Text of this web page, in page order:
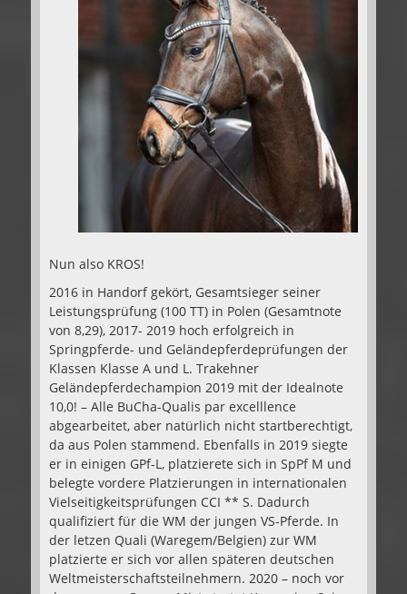
Nun also KROS!
2016 in Handorf gekört, Gesamtsieger seiner
Leistungsprüfung (100 TT) in Polen (Gesamtnote
von 8,29), 2017- 2019 hoch erfolgreich in
Springpferde- und Geländepferdeprüfungen der
Klassen Klasse A und L. Trakehner
Geländepferdechampion 2019 mit der Idealnote
10,0! – Alle BuCha-Qualis par excelllence
abgearbeitet, aber natürlich nicht startberechtigt,
da aus Polen stammend. Ebenfalls in 2019 siegte
er in einigen GPf-L, platzierete sich in SpPf M und
belegte vordere Platzierungen in internationalen
Vielseitigkeitsprüfungen CCI ** S. Dadurch
qualifiziert für die WM der jungen VS-Pferde. In
der letzen Quali (Waregem/Belgien) zur WM
platzierte er sich vor allen späteren deutschen
Weltmeisterschaftsteilnehmern. 2020 – noch vor